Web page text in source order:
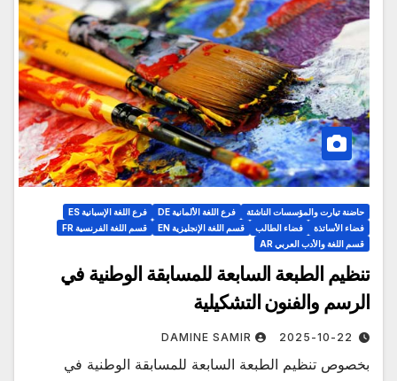
حاضنة تيارت والمؤسسات الناشئة فرع اللغة الألمانية DE
فرع اللغة الإسبانية ES
فضاء الأساتذة
فضاء الطالب قسم اللغة الإنجليزية EN
قسم اللغة الفرنسية FR
قسم اللغة والأدب العربي AR
تنظيم الطبعة السابعة للمسابقة الوطنية في
الرسم والفنون التشكيلية
2025-10-22
DAMINE SAMIR
بخصوص تنظيم الطبعة السابعة للمسابقة الوطنية في